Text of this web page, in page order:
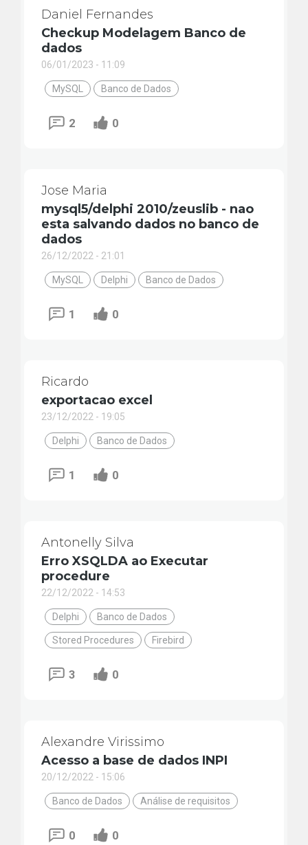
Daniel Fernandes
Checkup Modelagem Banco de
dados
06/01/2023 - 11:09
MySQL Banco de Dados
2 0
Jose Maria
mysql5/delphi 2010/zeuslib - nao
esta salvando dados no banco de
dados
26/12/2022 - 21:01
MySQL Delphi Banco de Dados
1 0
Ricardo
exportacao excel
23/12/2022 - 19:05
Delphi Banco de Dados
1 0
Antonelly Silva
Erro XSQLDA ao Executar
procedure
22/12/2022 - 14:53
Delphi Banco de Dados
Stored Procedures Firebird
3 0
Alexandre Virissimo
Acesso a base de dados INPI
20/12/2022 - 15:06
Banco de Dados Análise de requisitos
0 0